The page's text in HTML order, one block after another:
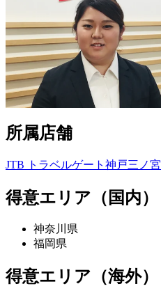
所属店舗
JTB トラベルゲート神戸三ノ宮
得意エリア（国内）
神奈川県
福岡県
得意エリア（海外）